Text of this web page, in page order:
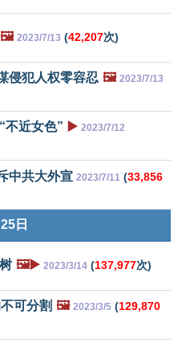
🖼️ 2023/7/13 (42,207次)
侵犯人权零容忍 🖼️ 2023/7/13
不近女色” ▶️ 2023/7/12
中共大外宣 2023/7/11 (33,856
日
🖼️▶️ 2023/3/14 (137,977次)
可分割 🖼️ 2023/3/5 (129,870